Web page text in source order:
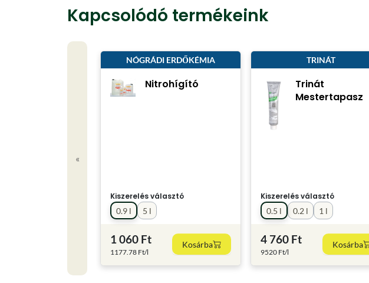
Kapcsolódó termékeink
«
NÓGRÁDI ERDŐKÉMIA
Nitrohígító
Kiszerelés választó
0.9 l
5 l
1 060 Ft
1177.78 Ft/l
Kosárba
TRINÁT
Trinát
Mestertapasz
Kiszerelés választó
0.2 l
0.5 l 1 l
4 760 Ft
9520 Ft/l
Kosárba